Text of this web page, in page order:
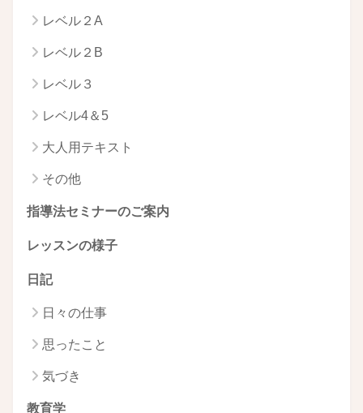
レベル２A
レベル２B
レベル３
レベル4＆5
大人用テキスト
その他
指導法セミナーのご案内
レッスンの様子
日記
日々の仕事
思ったこと
気づき
教育学